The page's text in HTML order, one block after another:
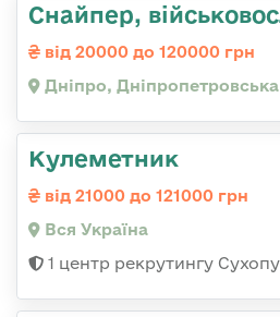
Снайпер,
від 20000 до 120000 грн
Дніпро,
Кулеметник
від 21000 до 121000 грн
Вся Україна
1 центр рекрутингу